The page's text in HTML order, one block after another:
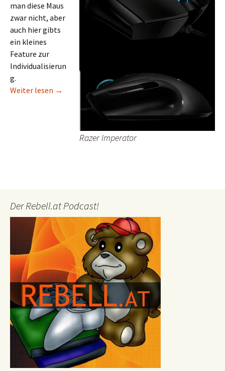
Razer Imperator
man diese Maus
zwar nicht, aber
auch hier gibts
ein kleines
Feature zur
Individualisierun
g.
Weiter lesen Ave, Imperator! Lusoris te salutant.*
→
Der Rebell.at Podcast!